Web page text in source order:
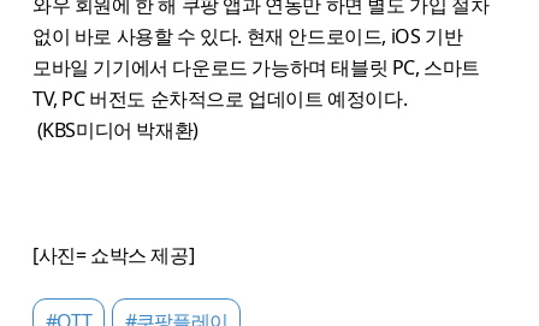
와우 회원에 한 해 쿠팡 앱과 연동만 하면 별도 가입 절차
없이 바로 사용할 수 있다. 현재 안드로이드, iOS 기반
모바일 기기에서 다운로드 가능하며 태블릿 PC, 스마트
TV, PC 버전도 순차적으로 업데이트 예정이다.
(KBS미디어 박재환)
[사진= 쇼박스 제공]
#OTT #쿠팡플레이